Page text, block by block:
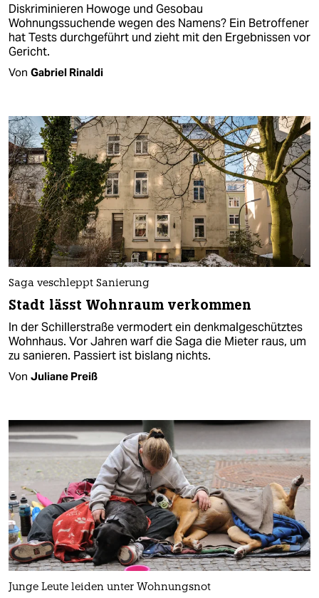
Diskriminieren Howoge und Gesobau
Wohnungssuchende wegen des Namens? Ein Betroffener
hat Tests durchgeführt und zieht mit den Ergebnissen vor
Gericht.
Von Gabriel Rinaldi
Saga veschleppt Sanierung
Stadt lässt Wohnraum verkommen
In der Schillerstraße vermodert ein denkmalgeschütztes
Wohnhaus. Vor Jahren warf die Saga die Mieter raus, um
zu sanieren. Passiert ist bislang nichts.
Von Juliane Preiß
Junge Leute leiden unter Wohnungsnot